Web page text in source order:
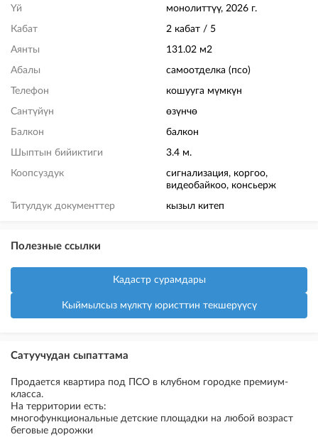
Үй монолиттүү, 2026 г.
Кабат 2 кабат / 5
Аянты 131.02 м2
Абалы самоотделка (псо)
Телефон кошууга мүмкүн
Сантүйүн өзүнчө
Балкон балкон
Шыптын бийиктиги 3.4 м.
Коопсуздук
сигнализация, коргоо,
видеобайкоо, консьерж
Титулдук документтер кызыл китеп
Полезные ссылки
Кадастр сурамдары
Кыймылсыз мүлктү юристтин текшерүүсү
Сатуучудан сыпаттама
Продается квартира под ПСО в клубном городке премиум-
класса.
На территории есть:
многофункциональные детские площадки на любой возраст
беговые дорожки